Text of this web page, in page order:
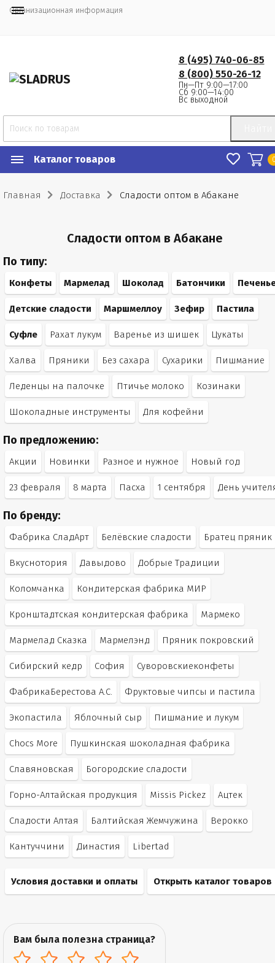
Организационная информация
8 (495) 740-06-85
8 (800) 550-26-12
Пн—Пт 9:00—17:00
Сб 9:00—14:00
Вс выходной
Каталог товаров
Главная Доставка Сладости оптом в Абакане
Сладости оптом в Абакане
По типу:
Конфеты Мармелад Шоколад Батончики
Детские сладости Маршмеллоу Зефир Пастила
Суфле Рахат лукум Варенье из шишек Цукаты
Халва Пряники Без сахара Сухарики Пишмание
Леденцы на палочке Птичье молоко Козинаки
Шоколадные инструменты Для кофейни
По предложению:
Акции Новинки Разное и нужное Новый год
23 февраля 8 марта Пасха 1 сентября День
По бренду:
Фабрика СладАрт Белёвские сладости Братец пряник
Вкуснотория Давыдово Добрые Традиции
Коломчанка Кондитерская фабрика МИР
Кронштадтская кондитерская фабрика Мармеко
Мармелад Сказка Мармелэнд Пряник покровский
Сибирский кедр София Суворовскиеконфеты
ФабрикаБерестова А.С. Фруктовые чипсы и пастила
Экопастила Яблочный сыр Пишмание и лукум
Chocs More Пушкинская шоколадная фабрика
Славяновская Богородские сладости
Горно-Алтайская продукция Missis Pickez Ацтек
Сладости Алтая Балтийская Жемчужина Верокко
Кантуччини Династия Libertad
Условия доставки и оплаты Открыть каталог товаров
Вам была полезна страница?